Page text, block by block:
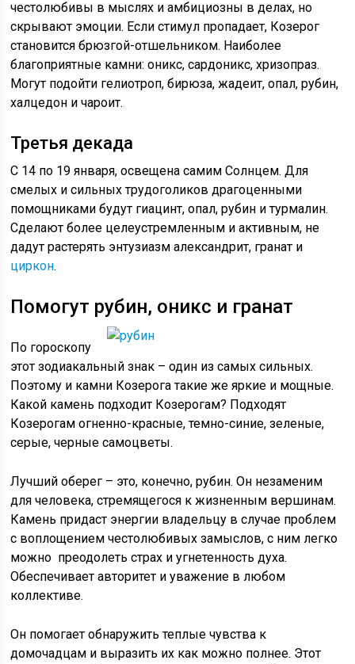
честолюбивы в мыслях и амбициозны в делах, но
скрывают эмоции. Если стимул пропадает, Козерог
становится брюзгой-отшельником. Наиболее
благоприятные камни: оникс, сардоникс, хризопраз.
Могут подойти гелиотроп, бирюза, жадеит, опал, рубин,
халцедон и чароит.
Третья декада
С 14 по 19 января, освещена самим Солнцем. Для
смелых и сильных трудоголиков драгоценными
помощниками будут гиацинт, опал, рубин и турмалин.
Сделают более целеустремленным и активным, не
дадут растерять энтузиазм александрит, гранат и
циркон.
Помогут рубин, оникс и гранат
По гороскопу
этот зодиакальный знак – один из самых сильных.
Поэтому и камни Козерога такие же яркие и мощные.
Какой камень подходит Козерогам? Подходят
Козерогам огненно-красные, темно-синие, зеленые,
серые, черные самоцветы.
Лучший оберег – это, конечно, рубин. Он незаменим
для человека, стремящегося к жизненным вершинам.
Камень придаст энергии владельцу в случае проблем
с воплощением честолюбивых замыслов, с ним легко
можно преодолеть страх и угнетенность духа.
Обеспечивает авторитет и уважение в любом
коллективе.
Он помогает обнаружить теплые чувства к
домочадцам и выразить их как можно полнее. Этот